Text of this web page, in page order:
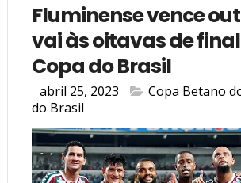
Fluminense vence
vai às oitavas de
Copa do Brasil
abril 25, 2023 Copa Betano
do Brasil